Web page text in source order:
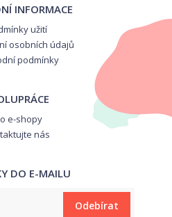
INFORMACE
užití
osobních údajů
podmínky
e-shopy
nás
DO E-MAILU
Odebírat